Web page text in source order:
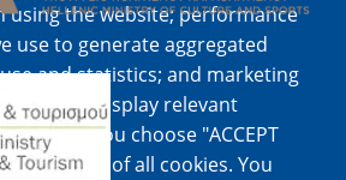
using the website; performance
use to generate aggregated
and statistics; and marketing
used to display relevant
If you choose "ACCEPT
to the use of all cookies. You